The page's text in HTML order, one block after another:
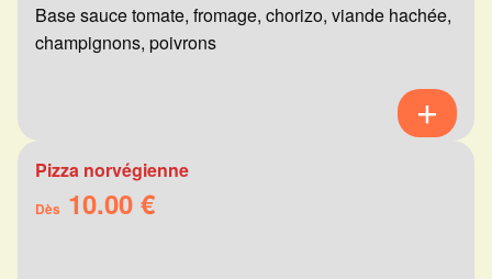
Base sauce tomate, fromage, chorizo, viande hachée,
champignons, poivrons
Pizza norvégienne
Dès 10.00 €